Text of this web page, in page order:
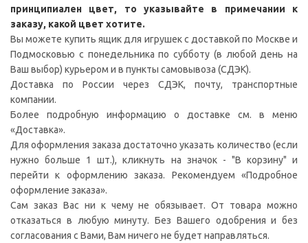
принципиален цвет, то указывайте в примечании к
заказу, какой цвет хотите.
Вы можете купить ящик для игрушек с доставкой по Москве и
Подмосковью с понедельника по субботу (в любой день на
Ваш выбор) курьером и в пункты самовывоза (СДЭК).
Доставка по России через СДЭК, почту, транспортные
компании.
Более подробную информацию о доставке см. в меню
«Доставка».
Для оформления заказа достаточно указать количество (если
нужно больше 1 шт.), кликнуть на значок - "В корзину" и
перейти к оформлению заказа. Рекомендуем «Подробное
оформление заказа».
Сам заказ Вас ни к чему не обязывает. От товара можно
отказаться в любую минуту. Без Вашего одобрения и без
согласования с Вами, Вам ничего не будет направляться.